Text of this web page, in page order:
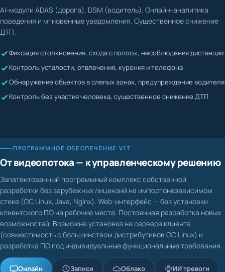
Жалобы невозможно подтвердить или опровергнуть
Водитель может скрывать нарушения
поведения и мгновенные уведомления. Существенное снижение
ДТП.
От видеопотока — к управленческому решению
разработки без зарубежных лицензий на импортонезависимом
стеке (ОС Linux, Java, Nginx). Web-интерфейс — без установки
клиентского ПО на рабочие места. Постоянная разработка новых
возможностей. Возможна установка на сервера клиента
(совместимость с большинством дистрибутивов ОС Linux) и
разработка ПО под индивидуальные функциональные требования.